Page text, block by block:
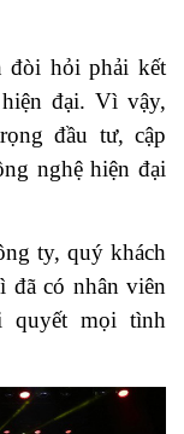
đòi hỏi phải kết
đại. Vì vậy,
đầu tư, cập
nghệ hiện đại
ty, quý khách
đã có nhân viên
quyết mọi tình